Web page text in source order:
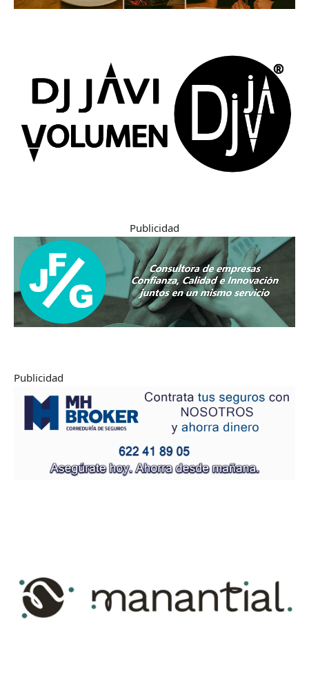
Publicidad
Publicidad